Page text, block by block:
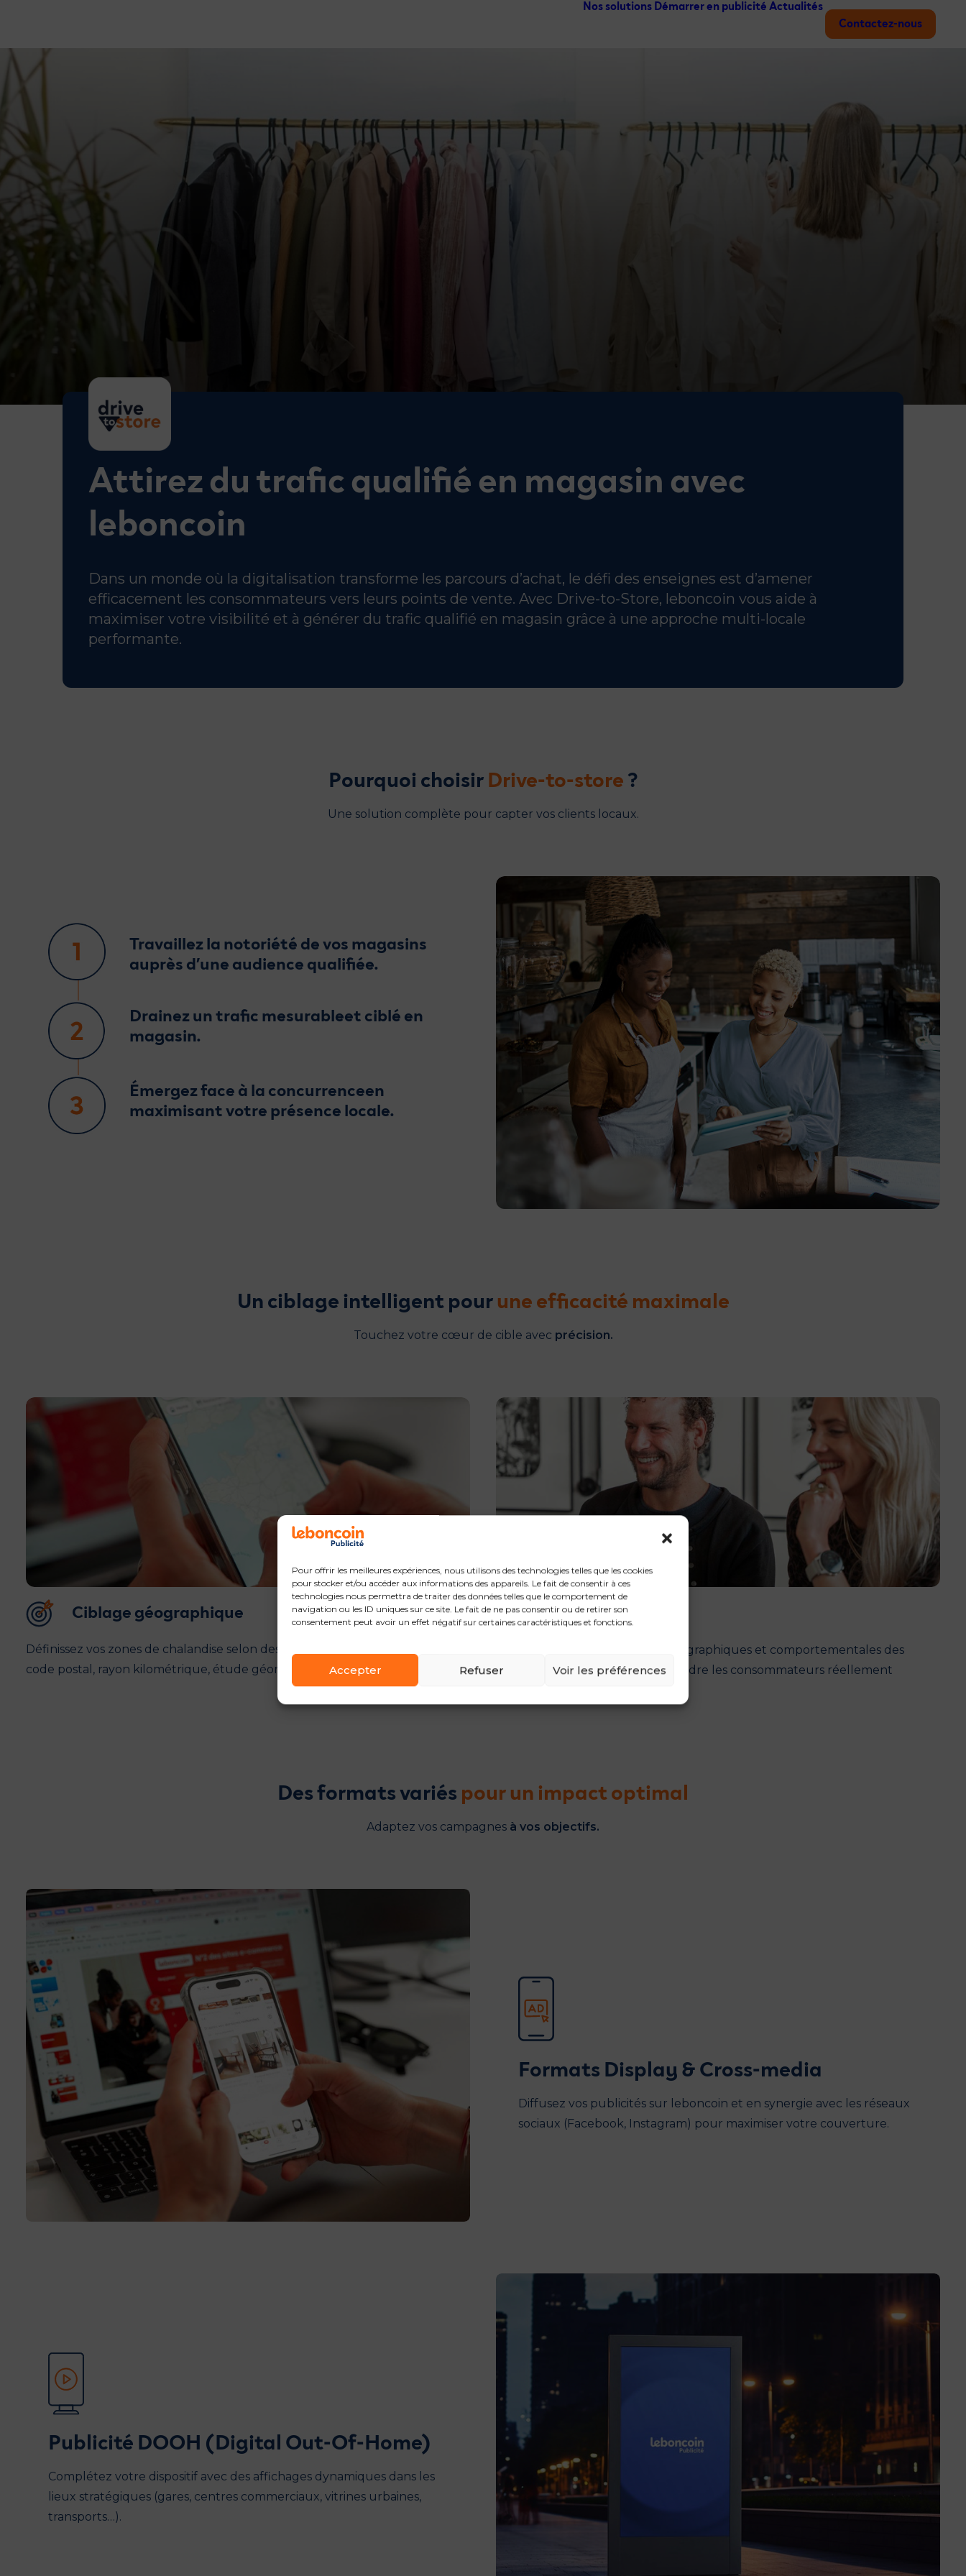
Pour offrir les meilleures expériences, nous utilisons des technologies telles que les cookies
pour stocker et/ou accéder aux informations des appareils. Le fait de consentir à ces
technologies nous permettra de traiter des données telles que le comportement de
navigation ou les ID uniques sur ce site. Le fait de ne pas consentir ou de retirer son
consentement peut avoir un effet négatif sur certaines caractéristiques et fonctions.
Accepter Refuser Voir les préférences
Nos solutions Démarrer en publicité Actualités
Contactez-nous
Attirez du trafic qualifié en magasin avec
leboncoin
Dans un monde où la digitalisation transforme les parcours d’achat, le défi des enseignes est d’amener
efficacement les consommateurs vers leurs points de vente. Avec Drive-to-Store, leboncoin vous aide à
maximiser votre visibilité et à générer du trafic qualifié en magasin grâce à une approche multi-locale
performante.
Pourquoi choisirDrive-to-store?
Une solution complète pour capter vos clients locaux.
Travaillez la notoriété de vos magasins
auprès d’une audience qualifiée.
Drainez un trafic mesurableet ciblé en
magasin.
Émergez face à la concurrenceen
maximisant votre présence locale.
Un ciblage intelligent pourune efficacité maximale
Touchez votre cœur de cible avec précision.
Ciblage géographique
Définissez vos zones de chalandise selon des critères précis (département,
code postal, rayon kilométrique, étude géomarketing).
Ciblage data
Exploitez les données sociodémographiques et comportementales des
utilisateurs leboncoin pour atteindre les consommateurs réellement
Des formats variés pour un impact optimal
Adaptez vos campagnes à vos objectifs.
Formats Display & Cross-media
Diffusez vos publicités sur leboncoin et en synergie avec les réseaux
sociaux (Facebook, Instagram) pour maximiser votre couverture.
Publicité DOOH (Digital Out-Of-Home)
Complétez votre dispositif avec des affichages dynamiques dans les
lieux stratégiques (gares, centres commerciaux, vitrines urbaines,
transports…).